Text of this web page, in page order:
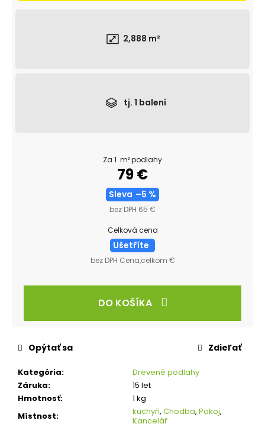
2,888 m²
tj. 1 balení
Za 1 m² podlahy
79 €
Sleva –5 %
bez DPH 65 €
Celková cena
Ušetříte
bez DPH Cena,celkom €
DO KOŠÍKA
Kategória:
Drevené podlahy
Záruka:
15 let
Hmotnosť:
1 kg
Místnost: kuchyň, Chodba, Pokoj,
Kancelář
Opýtať sa Zdieľať